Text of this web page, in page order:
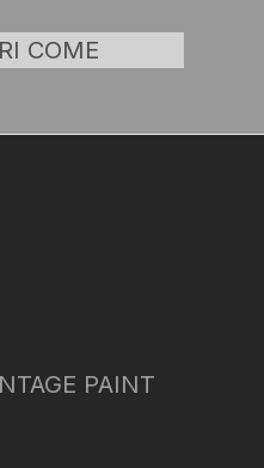
COME
PAINT